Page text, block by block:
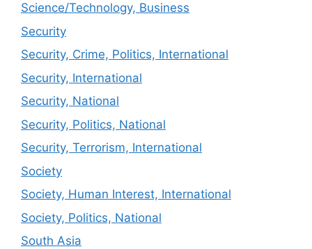
Science/Technology, Business
Security
Security, Crime, Politics, International
Security, International
Security, National
Security, Politics, National
Security, Terrorism, International
Society
Society, Human Interest, International
Society, Politics, National
South Asia